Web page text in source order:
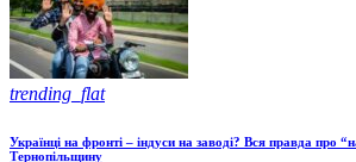
trending_flat
Українці на фронті – індуси на заводі? Вся правда про
Тернопільщину